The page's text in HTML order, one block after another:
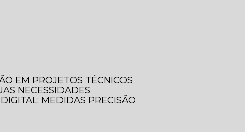
EM PROJETOS TÉCNICOS
NECESSIDADES
DIGITAL: MEDIDAS PRECISÃO